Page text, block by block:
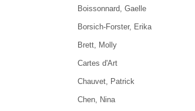
Boissonnard, Gaelle
Borsich-Forster, Erika
Brett, Molly
Cartes d'Art
Chauvet, Patrick
Chen, Nina